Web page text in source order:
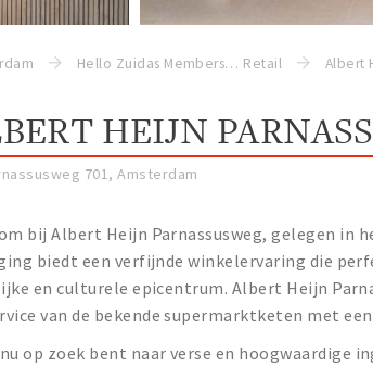
Hello Zuidas Members Retail
HEIJN
701,Amsterdam
bij Albert Heijn Parnassusweg, gelegen in
biedt een verfijnde winkelervaring die
en culturele epicentrum. Albert Heijn
van de bekende supermarktketen met
op zoek bent naar verse en hoogwaardige